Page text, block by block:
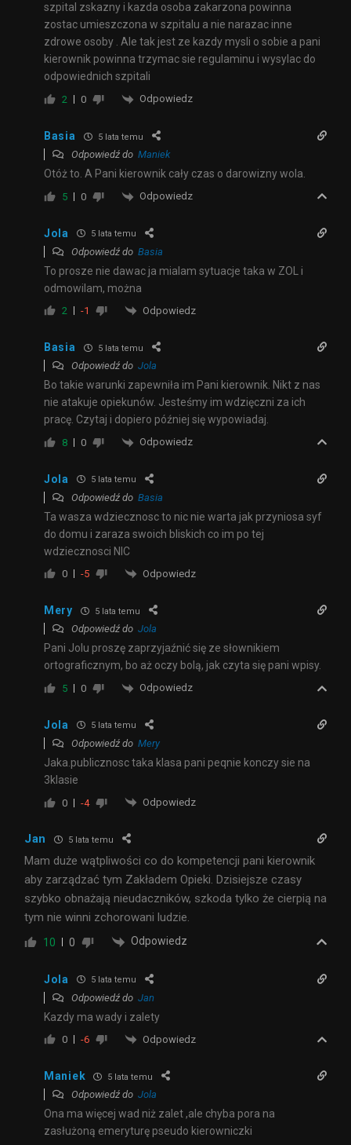
szpital zskazny i kazda osoba zakarzona powinna
zostac umieszczona w szpitalu a nie narazac inne
zdrowe osoby . Ale tak jest ze kazdy mysli o sobie a pani
kierownik powinna trzymac sie regulaminu i wysylac do
odpowiednich szpitali
2 0 Odpowiedz
Basia 5 lata temu
Odpowiedź do Maniek
Otóż to. A Pani kierownik cały czas o darowizny wola.
5 0 Odpowiedz
Jola 5 lata temu
Odpowiedź do Basia
To prosze nie dawac ja mialam sytuacje taka w ZOL i
odmowilam, można
2 -1 Odpowiedz
Basia 5 lata temu
Odpowiedź do Jola
Bo takie warunki zapewniła im Pani kierownik. Nikt z nas
nie atakuje opiekunów. Jesteśmy im wdzięczni za ich
pracę. Czytaj i dopiero później się wypowiadaj.
8 0 Odpowiedz
Jola 5 lata temu
Odpowiedź do Basia
Ta wasza wdziecznosc to nic nie warta jak przyniosa syf
do domu i zaraza swoich bliskich co im po tej
wdziecznosci NIC
0 -5 Odpowiedz
Mery 5 lata temu
Odpowiedź do Jola
Pani Jolu proszę zaprzyjaźnić się ze słownikiem
ortograficznym, bo aż oczy bolą, jak czyta się pani wpisy.
5 0 Odpowiedz
Jola 5 lata temu
Odpowiedź do Mery
Jaka.publicznosc taka klasa pani peqnie konczy sie na
3klasie
0 -4 Odpowiedz
Jan 5 lata temu
Mam duże wątpliwości co do kompetencji pani kierownik
aby zarządzać tym Zakładem Opieki. Dzisiejsze czasy
szybko obnażają nieudaczników, szkoda tylko że cierpią na
tym nie winni zchorowani ludzie.
10 0 Odpowiedz
Jola 5 lata temu
Odpowiedź do Jan
Kazdy ma wady i zalety
0 -6 Odpowiedz
Maniek 5 lata temu
Odpowiedź do Jola
Ona ma więcej wad niż zalet ,ale chyba pora na
zasłużoną emeryturę pseudo kierowniczki